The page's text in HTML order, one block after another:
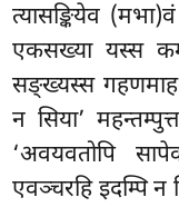
त्यासङ्कियेव
एकसख्या यस्स
सङ्ख्यस्स गहणमाह-
न सिया’
‘अवयवतोपि
एवञ्चरहि इदम्पि न